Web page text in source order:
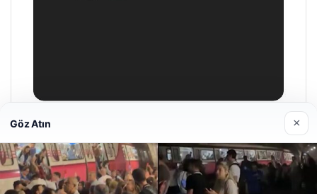
Enes Kaplan Avukatlık Bürosu
28/04/2026
Göz Atın ×